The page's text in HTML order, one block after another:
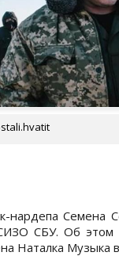
нардепа Семена
СБУ. Об этом
Наталка Музыка в